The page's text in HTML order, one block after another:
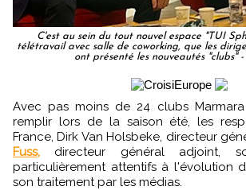
C'est au sein du tout nouvel espace "TUI
télétravail avec salle de coworking, que les
ont présenté les nouveautés "clubs"
Avec pas moins de 24 clubs Marmara et 30 Lookéa à
remplir lors de la saison été, les
France, Dirk Van Holsbeke, directeur
Fuss, directeur général adjoint,
particulièrement attentifs à l'évolution
son traitement par les médias.